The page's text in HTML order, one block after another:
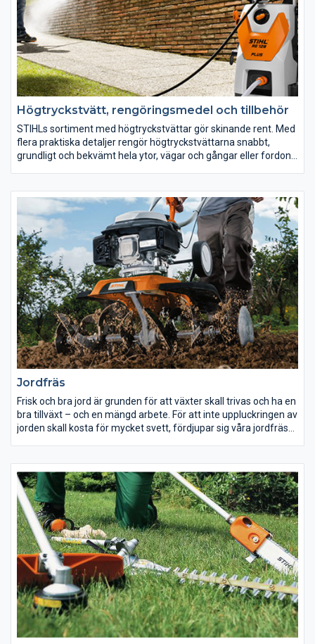
Högtryckstvätt, rengöringsmedel och tillbehör
STIHLs sortiment med högtryckstvättar gör skinande rent. Med
flera praktiska detaljer rengör högtryckstvättarna snabbt,
grundligt och bekvämt hela ytor, vägar och gångar eller fordon.
Jordfräs
Frisk och bra jord är grunden för att växter skall trivas och ha en
bra tillväxt – och en mängd arbete. För att inte uppluckringen av
jorden skall kosta för mycket svett, fördjupar sig våra jordfräsar